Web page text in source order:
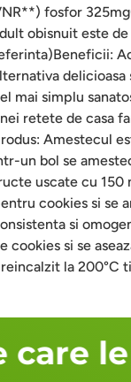
fosfor
obisnuit este
mai simplu
retete de casa
Amestecul
un bol se
uscate cu 150
cookies si se
si
cookies si se
la 200°C
le